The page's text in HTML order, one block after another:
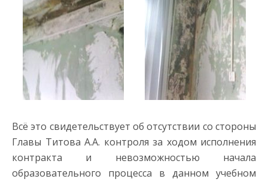
Всё это свидетельствует об отсутствии со стороны
Главы Титова А.А. контроля за ходом исполнения
контракта и невозможностью начала
образовательного процесса в данном учебном